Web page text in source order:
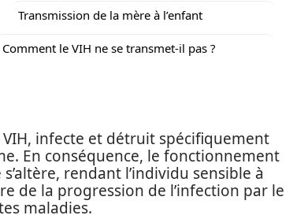
Transmission de la mère à l’enfant
Comment le VIH ne se transmet-il pas ?
infecte et détruit spécifiquement
En conséquence, le fonctionnement
rendant l’individu sensible à
de la progression de l’infection par le
maladies.